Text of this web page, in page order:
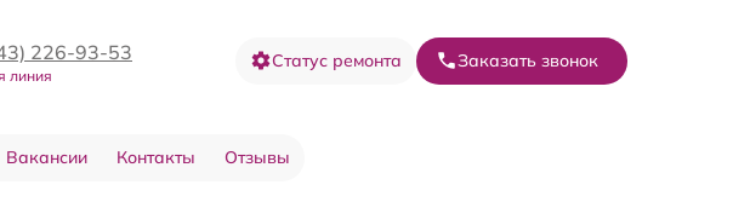
226-93-53
линия
Статус ремонта Заказать звонок
Вакансии Контакты Отзывы